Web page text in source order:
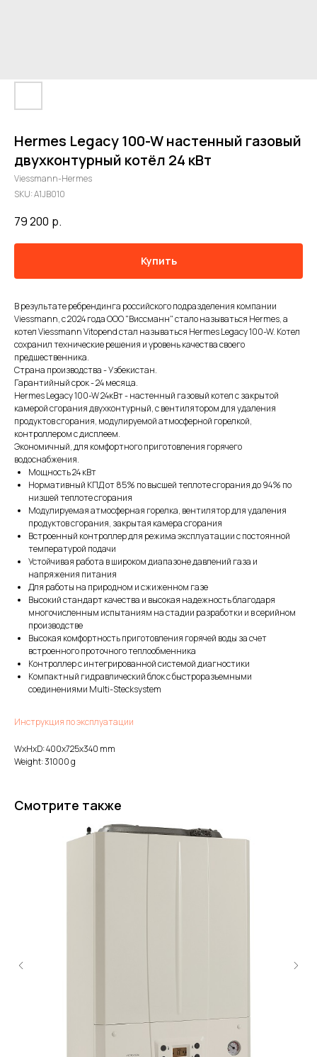
Hermes Legacy 100-W настенный газовый
двухконтурный котёл 24 кВт
Viessmann-Hermes
SKU:A1JB010
79 200 р.
Купить
В результате ребрендинга российского подразделения компании
Viessmann, с 2024 года ООО "Виссманн" стало называться Hermes, а
котел Viessmann Vitopend стал называться Hermes Legacy 100-W. Котел
сохранил технические решения и уровень качества своего
предшественника.
Страна производства - Узбекистан.
Гарантийный срок - 24 месяца.
Hermes Legacy 100-W 24кВт - настенный газовый котел с закрытой
камерой сгорания двухконтурный, с вентилятором для удаления
продуктов сгорания, модулируемой атмосферной горелкой,
контроллером с дисплеем.
Экономичный, для комфортного приготовления горячего
водоснабжения.
Мощность 24 кВт
Нормативный КПД от 85% по высшей теплоте сгорания до 94% по
низшей теплоте сгорания
Модулируемая атмосферная горелка, вентилятор для удаления
продуктов сгорания, закрытая камера сгорания
Встроенный контроллер для режима эксплуатации с постоянной
температурой подачи
Устойчивая работа в широком диапазоне давлений газа и
напряжения питания
Для работы на природном и сжиженном газе
Высокий стандарт качества и высокая надежность благодаря
многочисленным испытаниям на стадии разработки и в серийном
производстве
Высокая комфортность приготовления горячей воды за счет
встроенного проточного теплообменника
Контроллер с интегрированной системой диагностики
Компактный гидравлический блок с быстроразъемными
соединениями Multi-Stecksystem
Инструкция по эксплуатации
WxHxD: 400x725x340 mm
Weight: 31000 g
Смотрите также